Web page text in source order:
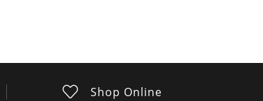
Shop Online